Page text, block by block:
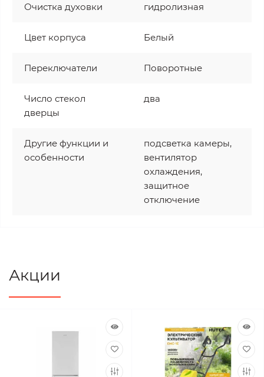
Очистка духовки гидролизная
Цвет корпуса Белый
Переключатели Поворотные
Число стекол
дверцы
два
Другие функции и
особенности
подсветка камеры,
вентилятор
охлаждения,
защитное
отключение
Акции